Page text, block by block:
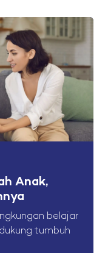
Anak,
belajar
tumbuh